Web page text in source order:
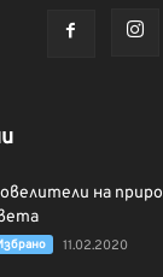
на
11.02.2020